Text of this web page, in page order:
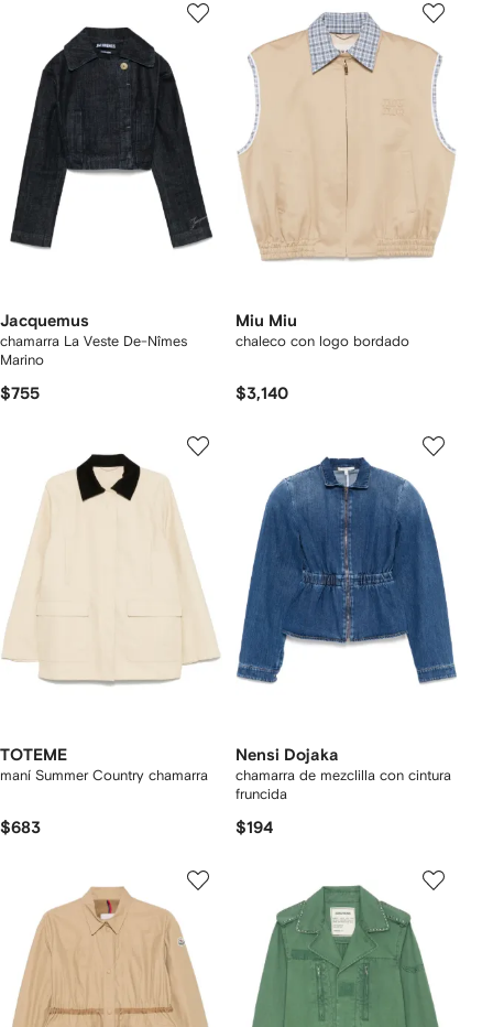
Jacquemus
chamarra La Veste De-Nîmes
Marino
$755
Miu Miu
chaleco con logo bordado
$3,140
TOTEME
maní Summer Country chamarra
$683
Nensi Dojaka
chamarra de mezclilla con cintura
fruncida
$194